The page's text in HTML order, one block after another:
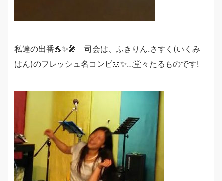
私達の出番🐬✨🎤 司会は、ふきりん.さすく(いくみ
はん)のフレッシュ名コンビ🌼✨…堂々たるものです!